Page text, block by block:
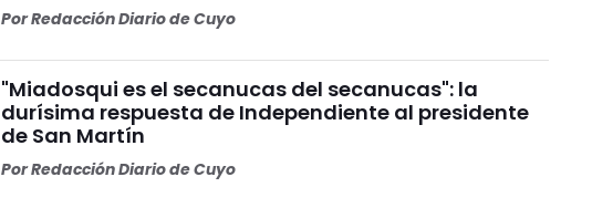
PorRedacción Diario de Cuyo
"Miadosqui es el secanucas del secanucas": la
durísima respuesta de Independiente al presidente
de San Martín
PorRedacción Diario de Cuyo